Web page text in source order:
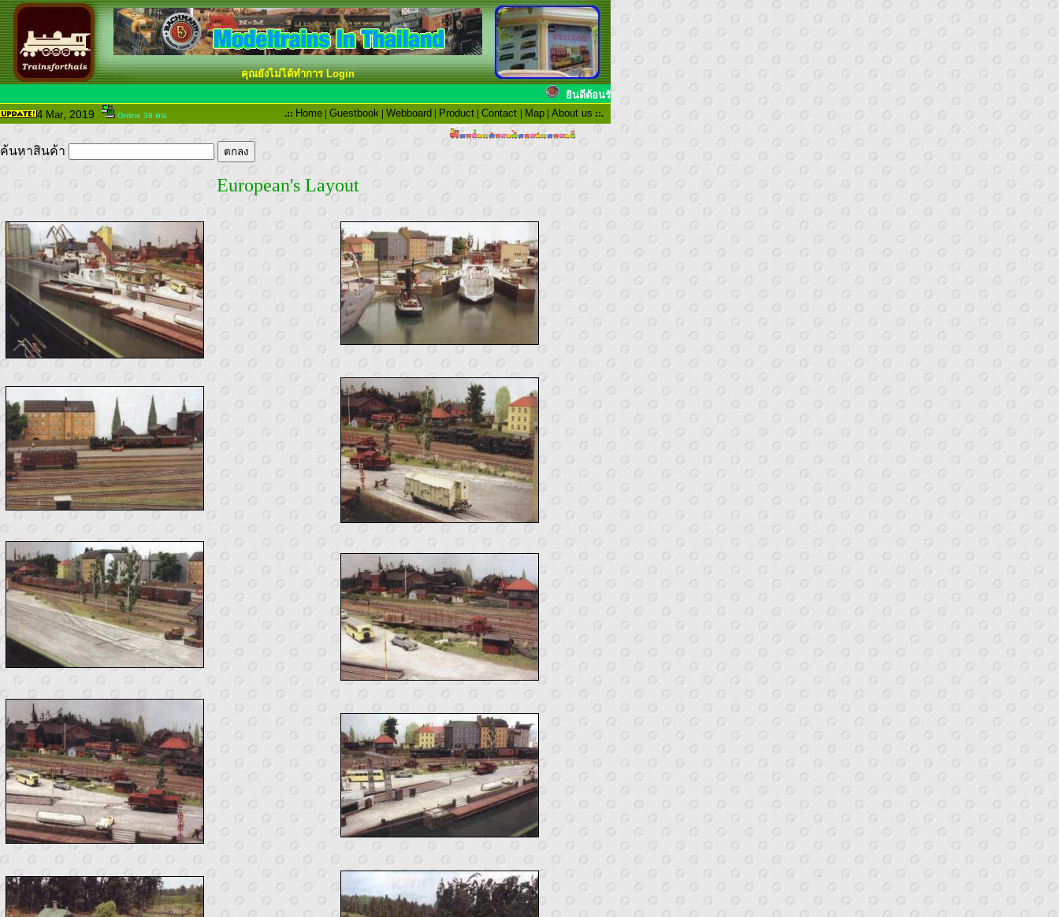
คุณยังไม่ได้ทำการ Login
ยินดีต้อนรับสมาชิกทุกๆท่าน ขณะนี้โชว์รูมได้เปิดให้ชมอย่างเป็นทาง
4 Mar , 2019 Online 38 คน .:: Home | Guestbook | Webboard | Product | Contact | Map | About us ::.
ค้นหาสินค้า
European's Layout